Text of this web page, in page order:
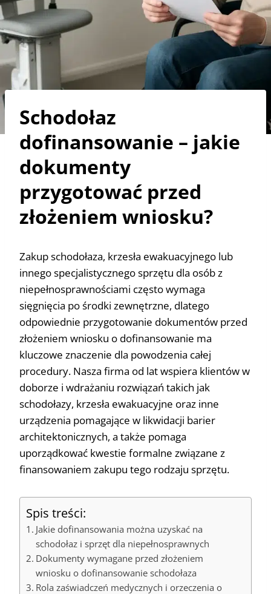
Schodołaz
dofinansowanie – jakie
dokumenty
przygotować przed
złożeniem wniosku?
Zakup schodołaza, krzesła ewakuacyjnego lub
innego specjalistycznego sprzętu dla osób z
niepełnosprawnościami często wymaga
sięgnięcia po środki zewnętrzne, dlatego
odpowiednie przygotowanie dokumentów przed
złożeniem wniosku o dofinansowanie ma
kluczowe znaczenie dla powodzenia całej
procedury. Nasza firma od lat wspiera klientów w
doborze i wdrażaniu rozwiązań takich jak
schodołazy, krzesła ewakuacyjne oraz inne
urządzenia pomagające w likwidacji barier
architektonicznych, a także pomaga
uporządkować kwestie formalne związane z
finansowaniem zakupu tego rodzaju sprzętu.
Spis treści:
Jakie dofinansowania można uzyskać na
schodołaz i sprzęt dla niepełnosprawnych
Dokumenty wymagane przed złożeniem
wniosku o dofinansowanie schodołaza
Rola zaświadczeń medycznych i orzeczenia o